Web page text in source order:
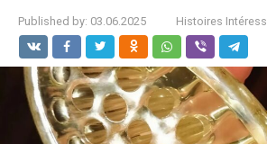
Published by: 03.06.2025 Histoires